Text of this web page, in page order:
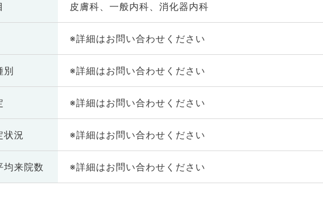
皮膚科、一般内科、消化器内科
※詳細はお問い合わせください
別 ※詳細はお問い合わせください
※詳細はお問い合わせください
状況 ※詳細はお問い合わせください
均来院数 ※詳細はお問い合わせください